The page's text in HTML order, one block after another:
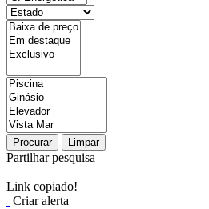
Procurar Limpar
Partilhar pesquisa
Link copiado!
Criar alerta